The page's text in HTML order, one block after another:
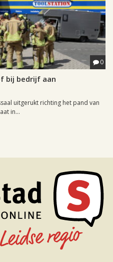
0
bij bedrijf aan
uitgerukt richting het pand van
in...